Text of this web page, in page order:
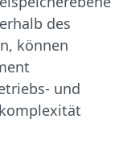
des
können
und